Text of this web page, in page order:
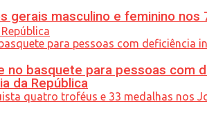
da República
masculino e feminino nos
no basquete para pessoas com